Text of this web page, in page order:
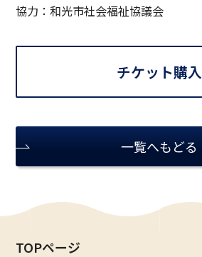
協力：和光市社会福祉協議会
チケット購入
一覧へもどる
TOPページ